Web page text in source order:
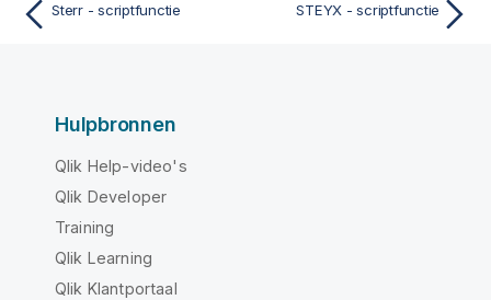
Sterr - scriptfunctie STEYX - scriptfunctie
Hulpbronnen
Qlik Help-video's
Qlik Developer
Training
Qlik Learning
Qlik Klantportaal